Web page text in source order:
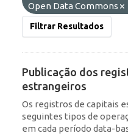
Open Data Commons
Filtrar Resultados
Publicação dos
estrangeiros
Os registros de capitais
seguintes tipos de
em cada período data-